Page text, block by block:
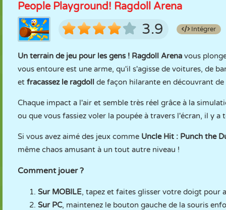
People Playground! Ragdoll Arena
3.9 Intégrer
Un terrain de jeu pour les gens ! Ragdoll Arena vous
vous entoure est une arme, qu'il s'agisse de voitures, de
et fracassez le ragdoll de façon hilarante en découvrant
Chaque impact a l'air et semble très réel grâce à la
ou que vous fassiez voler la poupée à travers l'écran, il y
Si vous avez aimé des jeux comme Uncle Hit : Punch the
même chaos amusant à un tout autre niveau !
Comment jouer ?
Sur MOBILE, tapez et faites glisser votre doigt pour
Sur PC, maintenez le bouton gauche de la souris